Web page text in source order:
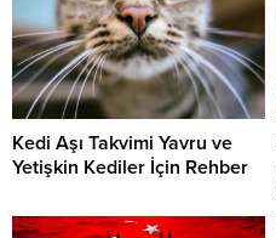
Kedi Aşı Takvimi Yavru ve
Yetişkin Kediler İçin Rehber